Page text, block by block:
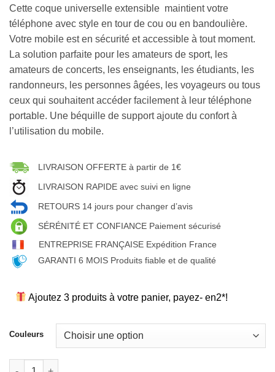
Cette coque universelle extensible maintient votre
téléphone avec style en tour de cou ou en bandoulière.
Votre mobile est en sécurité et accessible à tout moment.
La solution parfaite pour les amateurs de sport, les
amateurs de concerts, les enseignants, les étudiants, les
randonneurs, les personnes âgées, les voyageurs ou tous
ceux qui souhaitent accéder facilement à leur téléphone
portable. Une béquille de support ajoute du confort à
l’utilisation du mobile.
LIVRAISON OFFERTE à partir de 1€
LIVRAISON RAPIDE avec suivi en ligne
RETOURS 14 jours pour changer d’avis
SÉRÉNITÉ ET CONFIANCE Paiement sécurisé
ENTREPRISE FRANÇAISE Expédition France
GARANTI 6 MOIS Produits fiable et de qualité
Ajoutez 3 produits à votre panier, payez- en2*!
Couleurs
quantité de coque souple antichoc en silicone cordon tour de